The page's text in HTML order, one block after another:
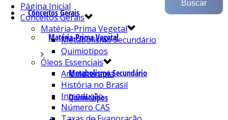
Conceitos Gerais
Matéria-Prima Vegetal
Metabolismo Secundário
Quimiotipos
Página Inicial
Conceitos Gerais
Matéria-Prima Vegetal
Metabolismo Secundário
Quimiotipos
Óleos Essenciais
Aromaterapia
História no Brasil
Introdução
Número CAS